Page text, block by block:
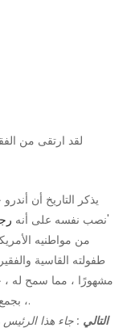
لقد ارتقى من
يذكر التاريخ أن
'نصب نفسه على أنه
من مواطنيه
طفولته القاسية
مشهورًا ، مما سمح له ،
، بجمع ثروة قدرها 119 مليون دولار' ، كما يوضح التاريخ.
التالي : جاء هذا الرئيس